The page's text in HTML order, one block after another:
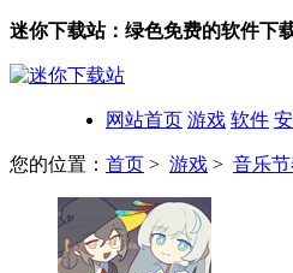
迷你下载站：绿色免费的软件下
网站首页 游戏 软件
您的位置： 首页 > 游戏 > 音乐